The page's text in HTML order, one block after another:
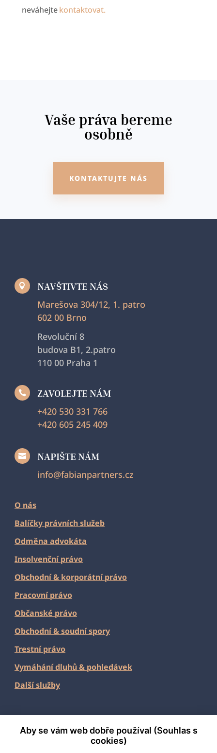
neváhejtekontaktovat.
Vaše práva bereme
osobně
KONTAKTUJTE NÁS

NAVŠTIVTE NÁS
Marešova 304/12, 1. patro
602 00 Brno
Revoluční 8
budova B1, 2.patro
110 00 Praha 1

ZAVOLEJTE NÁM
+420 530 331 766
+420 605 245 409

NAPIŠTE NÁM
info@fabianpartners.cz
O nás
Balíčky právních služeb
Odměna advokáta
Insolvenční právo
Obchodní& korporátní právo
Pracovní právo
Občanské právo
Obchodní & soudní spory
Trestní právo
Vymáhání dluhů & pohledávek
Další služby
2026 Fabian & Partners
Aby se vám web dobře používal (Souhlas s
cookies)